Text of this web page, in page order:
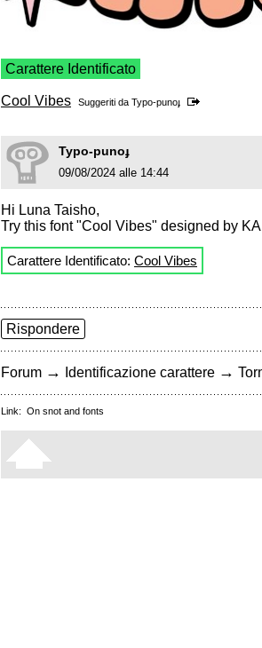
Carattere Identificato
Cool Vibes Suggeriti da Typo-punoɟ
Typo-punoɟ
09/08/2024 alle 14:44
Hi Luna Taisho,
Try this font "Cool Vibes" designed by
Carattere Identificato: Cool Vibes
Rispondere
Forum → Identificazione carattere →
Link: On snot and fonts